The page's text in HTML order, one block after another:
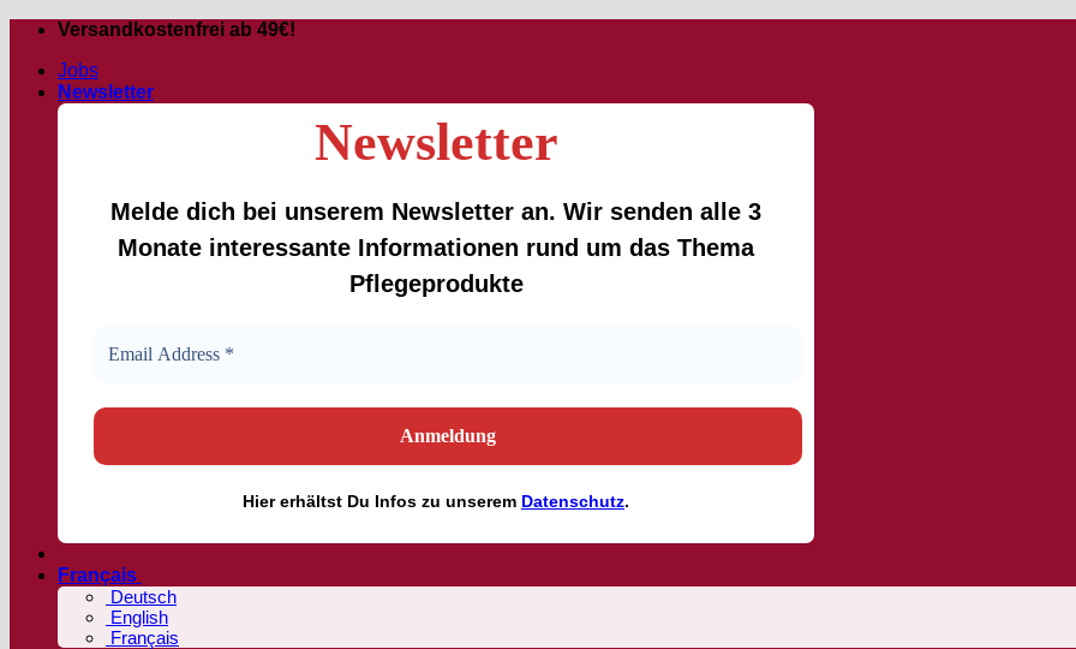
Passer
contenu
Versandkostenfrei ab 49€!
Jobs
Newsletter
Newsletter
Melde dich bei unserem Newsletter an. Wir senden alle 3
Monate interessante Informationen rund um das Thema
Pflegeprodukte
Hiererhältst Du Infos zu unserem Datenschutz.
Français
Deutsch
English
Français